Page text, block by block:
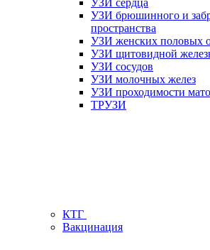
УЗИ сердца
УЗИ брюшинного и
пространства
УЗИ женских половых
УЗИ щитовидной
УЗИ сосудов
УЗИ молочных желез
УЗИ проходимости
ТРУЗИ
КТГ
Вакцинация